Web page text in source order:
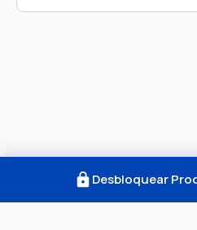
Desbloquear